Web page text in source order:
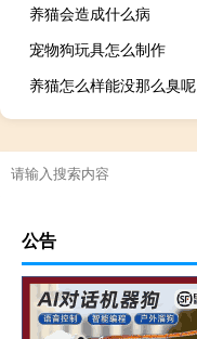
养猫会造成什么病
宠物狗玩具怎么制作
养猫怎么样能没那么臭呢
公告